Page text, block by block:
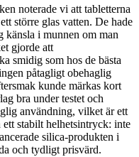
noterade vi att tabletterna
större glas vatten. De hade
känsla i munnen om man
gjorde att
smidig som hos de bästa
påtagligt obehaglig
kunde märkas kort
bra under testet och
användning, vilket är ett
stabilt helhetsintryck: inte
silica-produkten i
och tydligt prisvärd.